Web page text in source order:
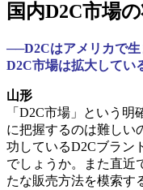
国内D2C市場
──D2Cはアメリカで
D2C市場は拡大してい
山形
「D2C市場」という
に把握するのは難しい
功しているD2Cブラン
でしょうか。また直近
たな販売方法を模索す